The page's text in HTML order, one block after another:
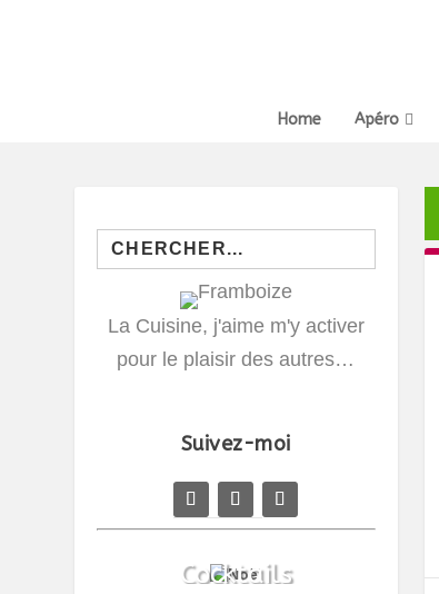
Home Apéro
Search
for:
La Cuisine, j'aime m'y activer
pour le plaisir des autres…
Suivez-moi